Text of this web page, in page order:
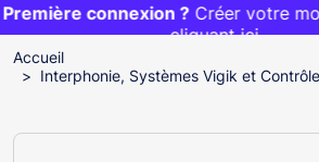
Première commande ?20€
et livraison 24/48h gratuite avec
connexion ? Créer votre mot
cliquant ici
EXCLU WEB :
Accueil
Interphonie, Systèmes Vigik et